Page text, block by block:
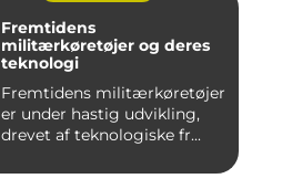
Fremtidens
militærkøretøjer og deres
teknologi
Fremtidens militærkøretøjer
er under hastig udvikling,
drevet af teknologiske fr...